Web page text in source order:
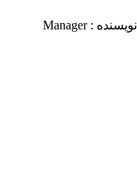
نویسنده : Manager